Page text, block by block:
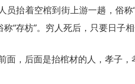
抬着空棺到街上游一趟，俗
“存枋”。穷人死后，只要日子相
，后面是抬棺材的人，孝子